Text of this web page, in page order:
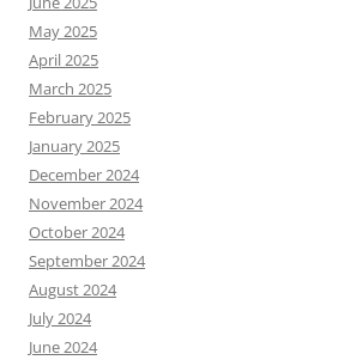
May 2025
April 2025
March 2025
February 2025
January 2025
December 2024
November 2024
October 2024
September 2024
August 2024
July 2024
June 2024